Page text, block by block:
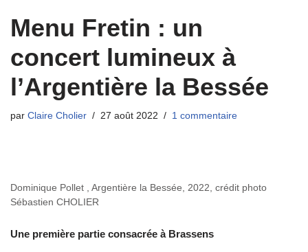
Menu Fretin : un
concert lumineux à
l’Argentière la Bessée
par Claire Cholier 27 août 2022 1 commentaire
Dominique Pollet , Argentière la Bessée, 2022, crédit photo
Sébastien CHOLIER
Une première partie consacrée à Brassens